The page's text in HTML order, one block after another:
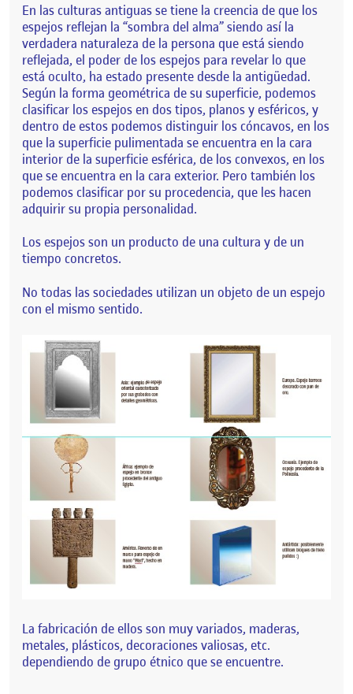
En las culturas antiguas se tiene la creencia de que los
espejos reflejan la “sombra del alma” siendo así la
verdadera naturaleza de la persona que está siendo
reflejada, el poder de los espejos para revelar lo que
está oculto, ha estado presente desde la antigüedad.
Según la forma geométrica de su superficie, podemos
clasificar los espejos en dos tipos, planos y esféricos, y
dentro de estos podemos distinguir los cóncavos, en los
que la superficie pulimentada se encuentra en la cara
interior de la superficie esférica, de los convexos, en los
que se encuentra en la cara exterior. Pero también los
podemos clasificar por su procedencia, que les hacen
adquirir su propia personalidad.
Los espejos son un producto de una cultura y de un
tiempo concretos.
No todas las sociedades utilizan un objeto de un espejo
con el mismo sentido.
La fabricación de ellos son muy variados, maderas,
metales, plásticos, decoraciones valiosas, etc.
dependiendo de grupo étnico que se encuentre.